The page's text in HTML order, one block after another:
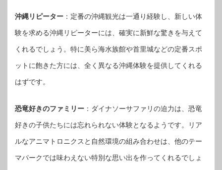
沖縄リピーター ：定番の沖縄観光は一通り経験し、新しい体
験を求める沖縄リピーターには、確実に新鮮な驚きを与えて
くれるでしょう。特に美ら海水族館や首里城などの定番スポ
ットに飽きた方には、全く異なる沖縄体験を提供してくれる
はずです。
恐竜好きのファミリー ：ダイナソーサファリの迫力は、恐竜
好きの子供たちには忘れられない体験となるようです。リア
ルなアニマトロニクスと自然環境の組み合わせは、他のテー
マパークでは味わえない特別な思い出を作ってくれるでしょ